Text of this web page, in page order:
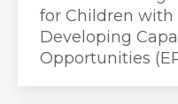
for Children with
Developing
Opportunities